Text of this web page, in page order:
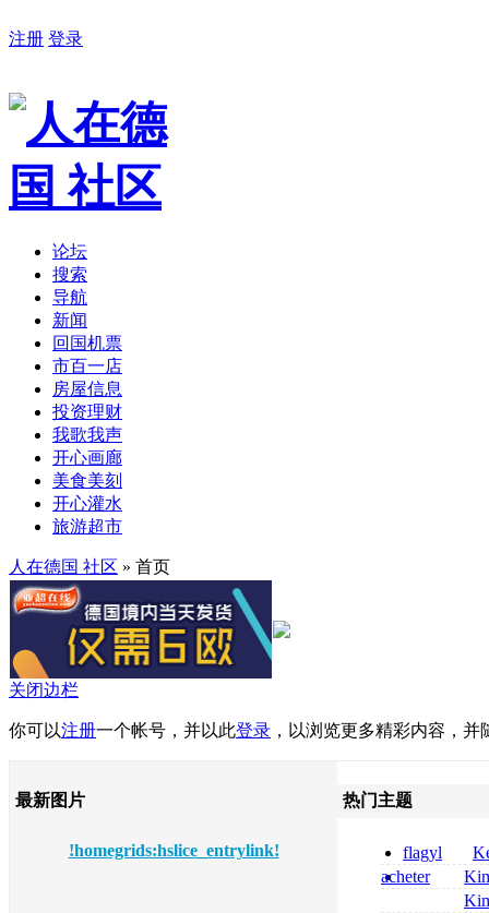
注册 登录
论坛
搜索
导航
新闻
回国机票
市百一店
房屋信息
投资理财
我歌我声
开心画廊
美食美刻
开心灌水
旅游超市
人在德国 社区 » 首页
关闭边栏
你可以注册一个帐号，并以此登录 ，以浏览更多精彩内容，
最新图片
!homegrids:hslice_entrylink!
热门主题
flagyl
online
acheter